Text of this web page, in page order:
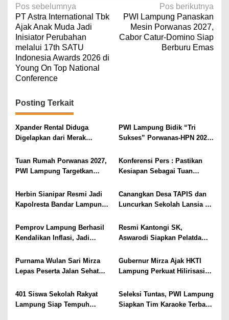
N
a
v
i
g
a
i
p
o
Pos sebelumnya
PT Astra International Tbk
Ajak Anak Muda Jadi
Inisiator Perubahan
melalui 17th SATU
Indonesia Awards 2026 di
Young On Top National
Conference
Pos berikutnya
PWI Lampung Panaskan
Mesin Porwanas 2027,
Cabor Catur-Domino Siap
Berburu Emas
Posting Terkait
Xpander Rental Diduga
Digelapkan dari Merak
Pengemudinya Prajurit TNI
AL
PWI Lampung Bidik “Tri
Sukses” Porwanas-HPN 2027:
Pariwisata Menggeliat
Tuan Rumah Porwanas 2027,
PWI Lampung Targetkan
Konferensi Pers : Pastikan
Kesiapan Sebagai Tuan
Tiga Venue Pelaksanaan
Soeratin Cup Piala Gubernur
Herbin Sianipar Resmi Jadi
Kapolresta Bandar Lampung,
Prioritas
Canangkan Desa TAPIS dan
Luncurkan Sekolah Lansia di
TP PKK Lampung Dorong
Pembangunan SDM Dimulai
Pemprov Lampung Berhasil
Kendalikan Inflasi, Jadi
Terendah di Sumatera
Resmi Kantongi SK,
Aswarodi Siapkan Pelatda
Menuju Porwanas 2027
Purnama Wulan Sari Mirza
Lepas Peserta Jalan Sehat
Lansia Sehat dan Bahagia
Gubernur Mirza Ajak HKTI
Lampung Perkuat Hilirisasi
Kesejahteraan Petani
401 Siswa Sekolah Rakyat
Lampung Siap Tempuh
Seleksi Tuntas, PWI Lampung
Siapkan Tim Karaoke Terbaik